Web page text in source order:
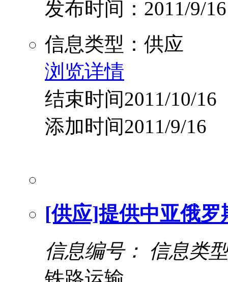
发布时间：2011/9/16
信息类型：供应
浏览详情
结束时间2011/10/16
添加时间2011/9/16
[供应]提供中亚俄
信息编号： 信息类